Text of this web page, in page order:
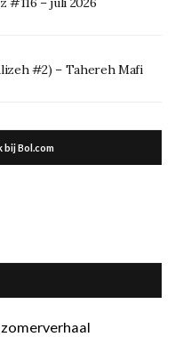
#2) – Tahereh Mafi
bij Bol.com
zomerverhaal